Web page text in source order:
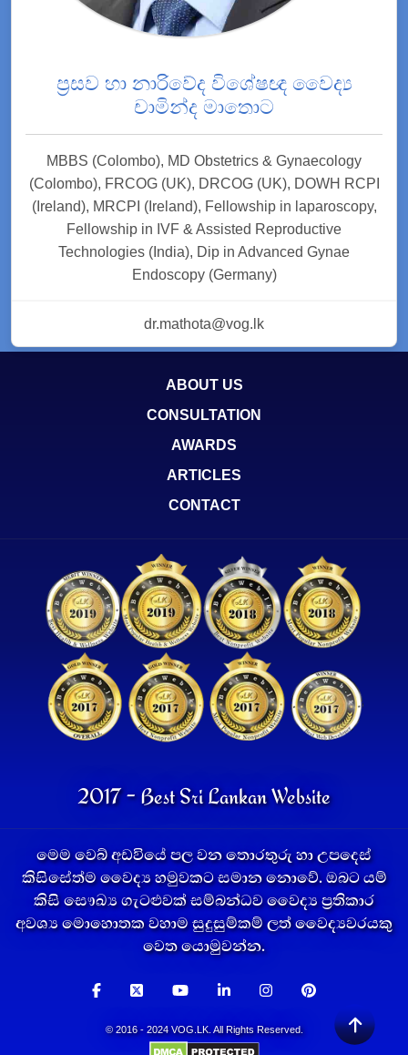
ප්‍රසව හා නාරිවේද විශේෂඥ වෛද්‍ය
චාමින්ද මාතොට
MBBS (Colombo), MD Obstetrics & Gynaecology
(Colombo), FRCOG (UK), DRCOG (UK), DOWH RCPI
(Ireland), MRCPI (Ireland), Fellowship in laparoscopy,
Fellowship in IVF & Assisted Reproductive
Technologies (India), Dip in Advanced Gynae
Endoscopy (Germany)
dr.mathota@vog.lk
ABOUT US
CONSULTATION
AWARDS
ARTICLES
CONTACT
2017 - Best Sri Lankan Website
මෙම වෙබ් අඩවියේ පල වන තොරතුරු හා උපදෙස්
කිසිසේත්ම වෛද්‍ය හමුවකට සමාන නොවේ. ඔබට යම්
කිසි සෞඛ්‍ය ගැටළුවක් සම්බන්ධව වෛද්‍ය ප්‍රතිකාර
අවශ්‍ය මොහොතක වහාම සුදුසුම්කම් ලත් වෛද්‍යවරයකු
වෙත යොමුවන්න.
© 2016 - 2024 VOG.LK. All Rights Reserved.